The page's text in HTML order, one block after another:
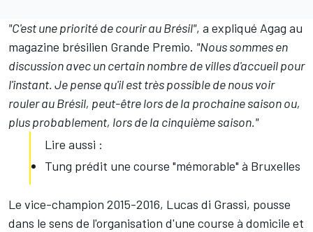
"C'est une priorité de courir au Brésil", a expliqué Agag au
magazine brésilien Grande Premio. "Nous sommes en
discussion avec un certain nombre de villes d'accueil pour
l'instant. Je pense qu'il est très possible de nous voir
rouler au Brésil, peut-être lors de la prochaine saison ou,
plus probablement, lors de la cinquième saison."
Lire aussi :
Tung prédit une course "mémorable" à Bruxelles
Le vice-champion 2015-2016, Lucas di Grassi, pousse
dans le sens de l'organisation d'une course à domicile et